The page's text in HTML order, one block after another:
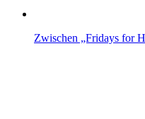
Zwischen „Fridays for